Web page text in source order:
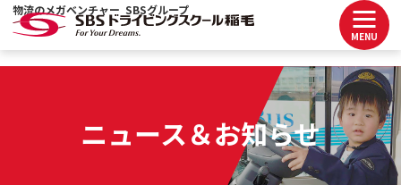
物流のメガベンチャー SBSグループ
MENU
ニュース＆お知らせ